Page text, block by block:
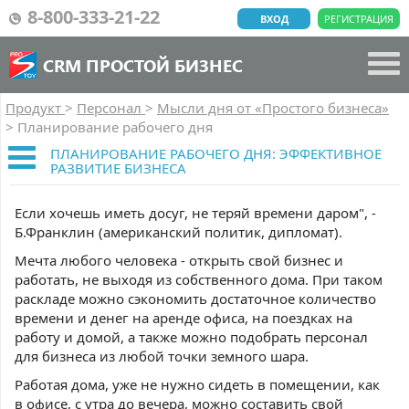
8-800-333-21-22 РЕГИСТРАЦИЯ
ВХОД
CRM ПРОСТОЙ БИЗНЕС
Продукт > Персонал > Мысли дня от «Простого бизнеса»
> Планирование рабочего дня
ПЛАНИРОВАНИЕ РАБОЧЕГО ДНЯ: ЭФФЕКТИВНОЕ
РАЗВИТИЕ БИЗНЕСА
Если хочешь иметь досуг, не теряй времени даром", -
Б.Франклин (американский политик, дипломат).
Мечта любого человека - открыть свой бизнес и
работать, не выходя из собственного дома. При таком
раскладе можно сэкономить достаточное количество
времени и денег на аренде офиса, на поездках на
работу и домой, а также можно подобрать персонал
для бизнеса из любой точки земного шара.
Работая дома, уже не нужно сидеть в помещении, как
в офисе, с утра до вечера, можно составить свой